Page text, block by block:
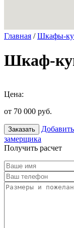
Главная /Шкафы-
Шкаф-
Цена:
от 70 000 руб.
Заказать
замерщика
Получить расчет